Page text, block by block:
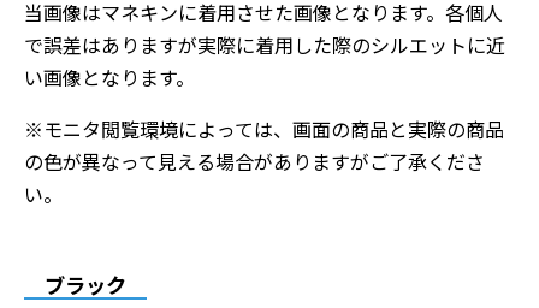
当画像はマネキンに着用させた画像となります。各個人
で誤差はありますが実際に着用した際のシルエットに近
い画像となります。
※モニタ閲覧環境によっては、画面の商品と実際の商品
の色が異なって見える場合がありますがご了承くださ
い。
ブラック